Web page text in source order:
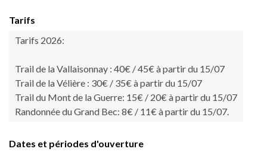
Tarifs
Tarifs 2026:
Trail de la Vallaisonnay : 40€ / 45€ à partir du 15/07
Trail de la Vélière : 30€ / 35€ à partir du 15/07
Trail du Mont de la Guerre: 15€ / 20€ à partir du 15/07
Randonnée du Grand Bec: 8€ / 11€ à partir du 15/07.
Dates et périodes d'ouverture